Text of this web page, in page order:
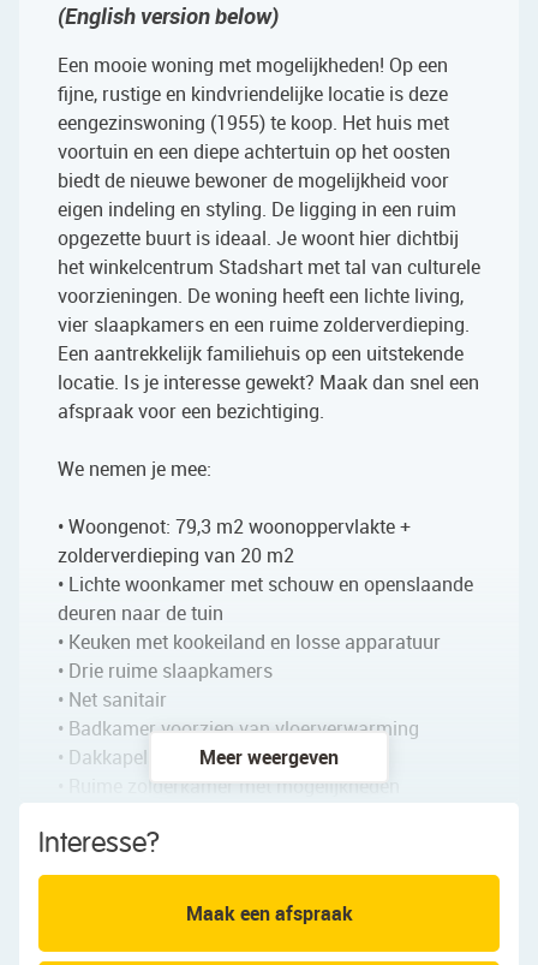
(English version below)
Een mooie woning met mogelijkheden! Op een
fijne, rustige en kindvriendelijke locatie is deze
eengezinswoning (1955) te koop. Het huis met
voortuin en een diepe achtertuin op het oosten
biedt de nieuwe bewoner de mogelijkheid voor
eigen indeling en styling. De ligging in een ruim
opgezette buurt is ideaal. Je woont hier dichtbij
het winkelcentrum Stadshart met tal van culturele
voorzieningen. De woning heeft een lichte living,
vier slaapkamers en een ruime zolderverdieping.
Een aantrekkelijk familiehuis op een uitstekende
locatie. Is je interesse gewekt? Maak dan snel een
afspraak voor een bezichtiging.
We nemen je mee:
• Woongenot: 79,3 m2 woonoppervlakte +
zolderverdieping van 20 m2
• Lichte woonkamer met schouw en openslaande
deuren naar de tuin
• Keuken met kookeiland en losse apparatuur
• Drie ruime slaapkamers
• Net sanitair
• Badkamer voorzien van vloerverwarming
• Dakkapellen voor- en achterzijde
• Ruime zolderkamer met mogelijkheden
• Stenen berging met elektra
• Gelegen in fijne, kindvriendelijke buurt met veel
speelgelegenheid
Loop je met ons mee?
Meer weergeven
Interesse?
Maak een afspraak